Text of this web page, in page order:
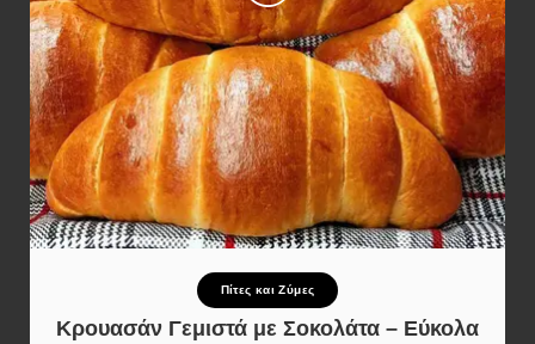
Πίτες και Ζύμες
Κρουασάν Γεμιστά με Σοκολάτα – Εύκολα